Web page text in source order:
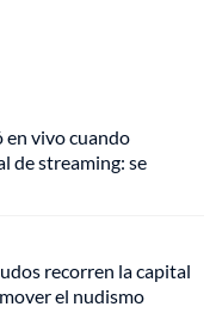
en vivo cuando
de streaming: se
recorren la capital
el nudismo